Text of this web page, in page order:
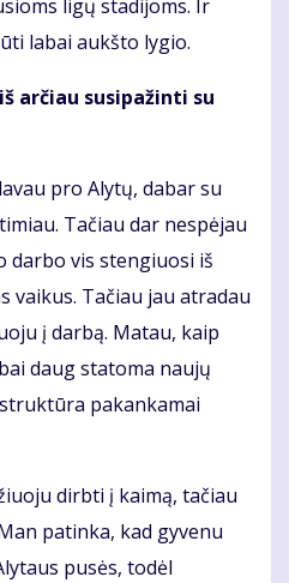
ligų stadijoms. Ir
labai aukšto lygio.
arčiau susipažinti su
pro Alytų, dabar su
Tačiau dar nespėjau
darbo vis stengiuosi iš
vaikus. Tačiau jau atradau
į darbą. Matau, kaip
daug statoma naujų
pakankamai
dirbti į kaimą, tačiau
patinka, kad gyvenu
pusės, todėl